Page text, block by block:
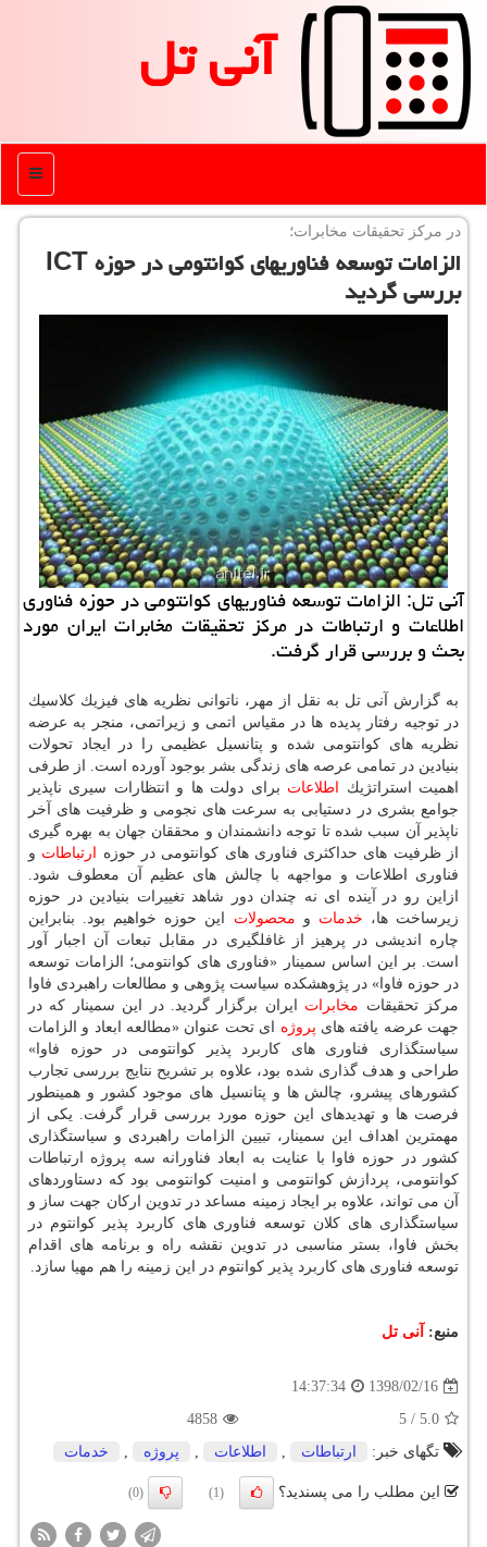
آنی تل
منو
در مركز تحقیقات مخابرات؛
الزامات توسعه فناوریهای كوانتومی در حوزه ICT
بررسی گردید
آنی تل: الزامات توسعه فناوریهای كوانتومی در حوزه فناوری
اطلاعات و ارتباطات در مركز تحقیقات مخابرات ایران مورد
بحث و بررسی قرار گرفت.
به گزارش آنی تل به نقل از مهر، ناتوانی نظریه های فیزیك كلاسیك
در توجیه رفتار پدیده ها در مقیاس اتمی و زیراتمی، منجر به عرضه
نظریه های كوانتومی شده و پتانسیل عظیمی را در ایجاد تحولات
بنیادین در تمامی عرصه های زندگی بشر بوجود آورده است. از طرفی
اهمیت استراتژیك اطلاعات برای دولت ها و انتظارات سیری ناپذیر
جوامع بشری در دستیابی به سرعت های نجومی و ظرفیت های آخر
ناپذیر آن سبب شده تا توجه دانشمندان و محققان جهان به بهره گیری
از ظرفیت های حداكثری فناوری های كوانتومی در حوزه ارتباطات و
فناوری اطلاعات و مواجهه با چالش های عظیم آن معطوف شود.
ازاین رو در آینده ای نه چندان دور شاهد تغییرات بنیادین در حوزه
زیرساخت ها، خدمات و محصولات این حوزه خواهیم بود. بنابراین
چاره اندیشی در پرهیز از غافلگیری در مقابل تبعات آن اجبار آور
است. بر این اساس سمینار «فناوری های كوانتومی؛ الزامات توسعه
در حوزه فاوا» در پژوهشكده سیاست پژوهی و مطالعات راهبردی فاوا
مركز تحقیقات مخابرات ایران برگزار گردید. در این سمینار كه در
جهت عرضه یافته های پروژه ای تحت عنوان «مطالعه ابعاد و الزامات
سیاستگذاری فناوری های كاربرد پذیر كوانتومی در حوزه فاوا»
طراحی و هدف گذاری شده بود، علاوه بر تشریح نتایج بررسی تجارب
كشورهای پیشرو، چالش ها و پتانسیل های موجود كشور و همینطور
فرصت ها و تهدیدهای این حوزه مورد بررسی قرار گرفت. یكی از
مهمترین اهداف این سمینار، تبیین الزامات راهبردی و سیاستگذاری
كشور در حوزه فاوا با عنایت به ابعاد فناورانه سه پروژه ارتباطات
كوانتومی، پردازش كوانتومی و امنیت كوانتومی بود كه دستاوردهای
آن می تواند، علاوه بر ایجاد زمینه مساعد در تدوین اركان جهت ساز و
سیاستگذاری های كلان توسعه فناوری های كاربرد پذیر كوانتوم در
بخش فاوا، بستر مناسبی در تدوین نقشه راه و برنامه های اقدام
توسعه فناوری های كاربرد پذیر كوانتوم در این زمینه را هم مهیا سازد.
منبع: آنی تل
1398/02/16
14:37:34
5.0
/
5
4858
تگهای خبر:
ارتباطات , اطلاعات , پروژه , خدمات
این مطلب را می پسندید؟ (1)
(0)